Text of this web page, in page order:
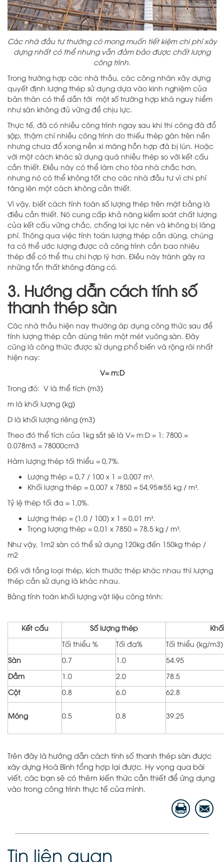
Các nhà đầu tư thường có mong muốn tiết kiệm chi phí xây
dựng nhất có thể nhưng vẫn đảm bảo được chất lượng
công trình.
Trong trường hợp các nhà thầu, các công nhân xây dựng
quyết định lượng thép sử dụng dựa vào kinh nghiệm của
bản thân có thể dẫn tới một số trường hợp khá nguy hiểm
như sàn không đủ vững để chịu lực.
Thực tế, đã có nhiều công trình ngay sau khi thi công đã đổ
sập, thậm chí nhiều công trình do thiếu thép gân trên nền
nhưng chưa đổ xong nền xi măng hỗn hợp đã bị lún. Hoặc
với một cách khác sử dụng quá nhiều thép so với kết cấu
cần thiết. Điều này có thể làm cho tòa nhà chắc hơn,
nhưng nó có thể không tốt cho các nhà đầu tư vì chi phí
tăng lên một cách không cần thiết.
Vì vậy, biết cách tính toán số lượng thép trên mặt bằng là
điều cần thiết. Nó cung cấp khả năng kiểm soát chất lượng
của kết cấu vững chắc, chống lại lực nén và không bị lãng
phí. Thông qua việc tính toán lượng thép cần dùng, chúng
ta có thể ước lượng được cả công trình cần bao nhiêu
thép để có thể thu chi hợp lý hơn. Điều này tránh gây ra
những tổn thất không đáng có.
3. Hướng dẫn cách tính số
thanh thép sàn
Các nhà thầu hiện nay thường áp dụng công thức sau để
tính lượng thép cần dùng trên một mét vuông sàn. Đây
cũng là công thức được sử dụng phổ biến và rộng rãi nhất
hiện nay:
V= m:D
Trong đó: V là thể tích (m3)
m là khối lượng (kg)
D là khối lượng riêng (m3)
Theo đó thể tích của 1kg sắt sẽ là V= m:D = 1: 7800 =
0.078m3 = 78000cm3
Hàm lượng thép tối thiểu = 0,7%.
Lượng thép = 0,7 / 100 x 1 = 0,007 m³.
Khối lượng thép = 0,007 x 7850 = 54,95≊55 kg / m³.
Tỷ lệ thép tối đa = 1,0%.
Lượng thép = (1,0 / 100) x 1 = 0,01 m³.
Trọng lượng thép = 0,01 x 7850 = 78,5 kg / m³.
Như vậy, 1m2 sàn có thể sử dụng 120kg đến 150kg thép /
m2
Đối với tầng loại thép, kích thước thép khác nhau thì lượng
thép cần sử dụng là khác nhau.
Bảng tính toán khối lượng vật liệu công trình:
Kết cấu Số lượng thép
Tối thiểu %
Tối đa%
Tối thiểu (kg/m3)
Sàn
0.7 1.0
54.95
Dầm
1.0 2.0
78.5
Cột
0.8 6.0 62.8
Móng 0.5 0.8 39.25
Trên đây là hướng dẫn cách tính số thanh thép sàn được
xây dựng Hoà Bình tổng hợp lại được. Hy vọng qua bài
viết, các bạn sẽ có thêm kiến thức cần thiết để ứng dụng
vào trong công trình thực tế của mình.
Tin liên quan